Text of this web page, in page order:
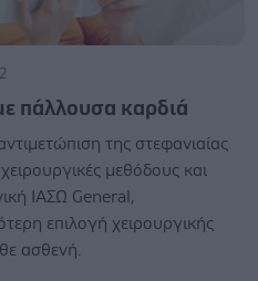
πάλλουσα καρδιά
της στεφανιαίας
μεθόδους και
ΙΑΣΩ General,
επιλογή χειρουργικής
ασθενή.